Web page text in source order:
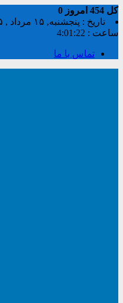
کل امروز 0
تاریخ : پنجشنبه, ۱۵ مرداد , ۱۴۰۵
ساعت : 4:01:23
تماس با ما